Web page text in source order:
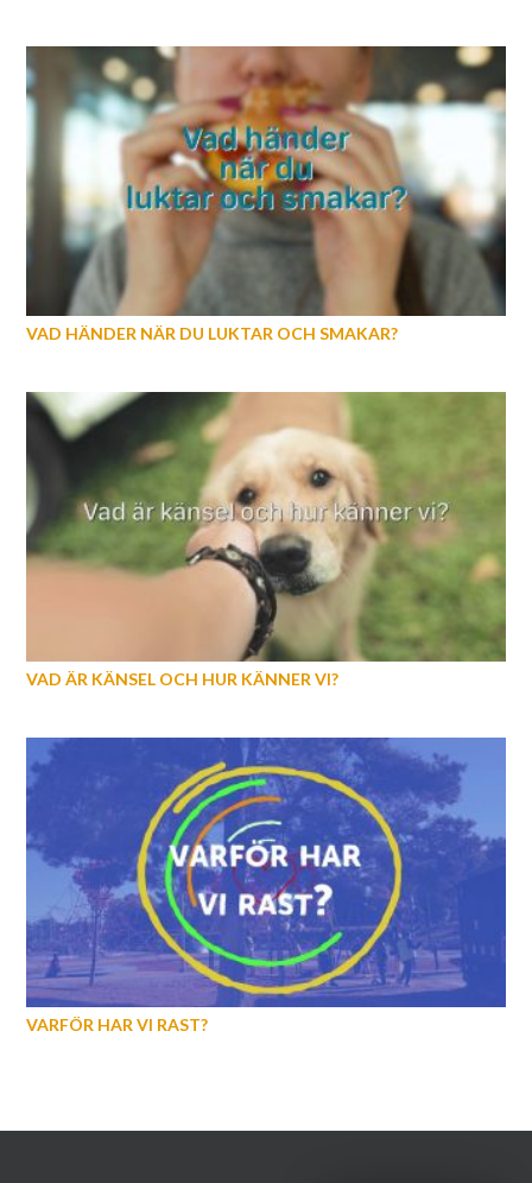
VAD HÄNDER NÄR DU LUKTAR OCH SMAKAR?
VAD ÄR KÄNSEL OCH HUR KÄNNER VI?
VARFÖR HAR VI RAST?